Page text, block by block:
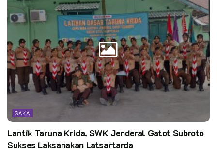
SAKA
Lantik Taruna Krida, SWK Jenderal Gatot Subroto
Sukses Laksanakan Latsartarda